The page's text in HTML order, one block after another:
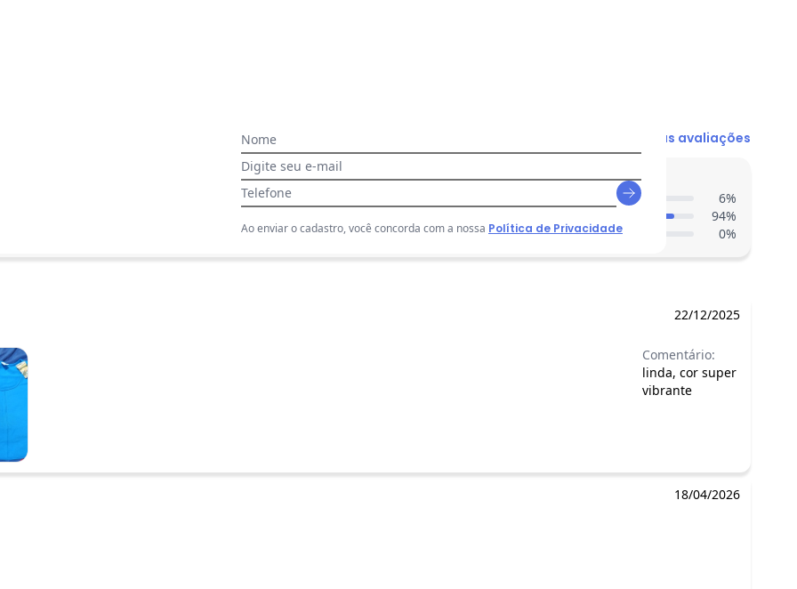
Ver todas as avaliações
6%
0 %
O que as clientes acharam do comprimento?
6%
94%
Longo
0%
22/12/2025
Comentário:
linda, cor super
vibrante
18/04/2026
Nome
Digite seu e-mail
Telefone
Ao enviar o cadastro, você concorda com a nossa Política de Privacidade